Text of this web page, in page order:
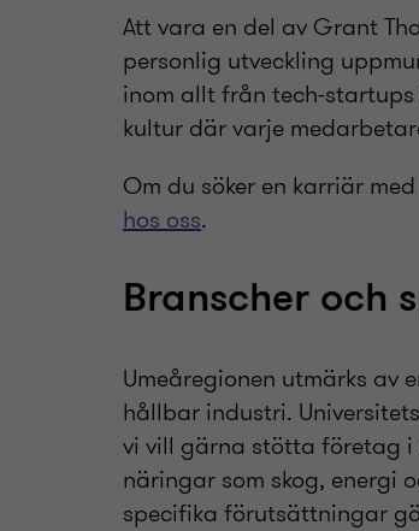
Att vara en del av Grant
personlig utveckling
inom allt från tech-
kultur där varje
Om du söker en karriär
hos oss.
Branscher och
Umeåregionen utmärks av
hållbar industri.
vi vill gärna stötta företag
näringar som skog, energi
specifika förutsättningar